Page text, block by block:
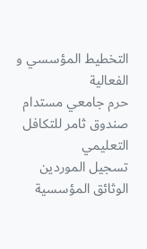
التخطيط المؤسسي و
الفعالية
حرم جامعي مستدام
صندوق ثامر للتكافل
التعليمي
تسجيل الموردين
الوثائق المؤسسية